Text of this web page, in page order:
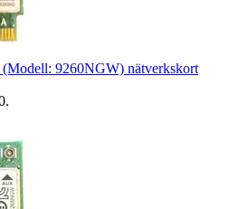
9260NGW) nätverkskort
.